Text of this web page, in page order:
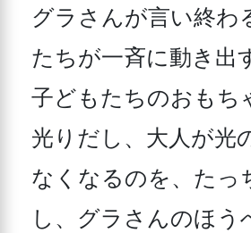
グラさんが言い終わ
たちが一斉に動き出
子どもたちのおもち
光りだし、大人が光
なくなるのを、たっ
し、グラさんのほう